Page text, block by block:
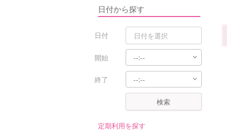
日付から探す
日付
開始
終了
検索
定期利用を探す